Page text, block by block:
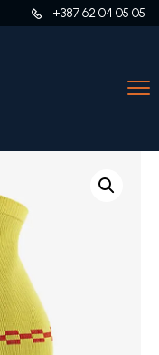
+387 62 04 05 05